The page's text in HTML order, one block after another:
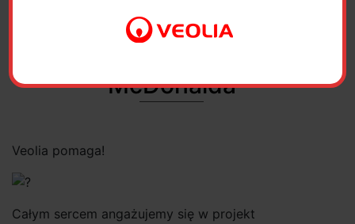
w projekt Fundacji Ronalda
McDonalda
Veolia pomaga!
Całym sercem angażujemy się w projekt